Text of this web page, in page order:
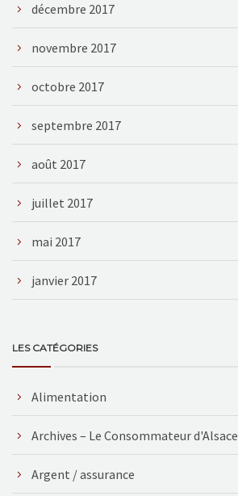
décembre 2017
novembre 2017
octobre 2017
septembre 2017
août 2017
juillet 2017
mai 2017
janvier 2017
LES CATÉGORIES
Alimentation
Archives – Le Consommateur d'Alsace
Argent / assurance